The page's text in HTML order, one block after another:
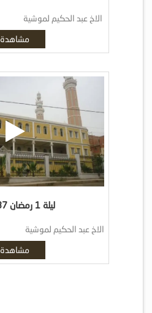
الاخ عبد الحكيم لموشية
مشاهدة
ليلة 1 رمضان 1437 هـ
الاخ عبد الحكيم لموشية
مشاهدة